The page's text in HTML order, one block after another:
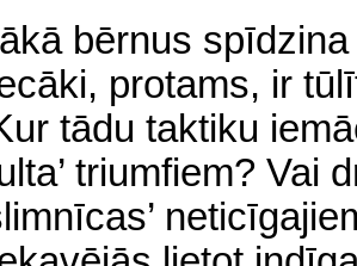
bērnus
protams, ir
tādu taktiku
triumfiem? Vai